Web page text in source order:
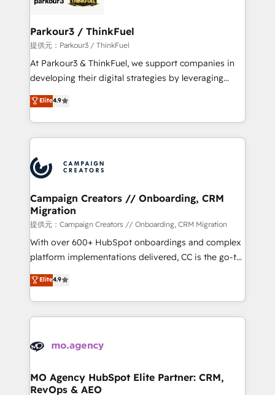
companies scale faster and smarter. 🔹 BOOMS:
Demand generation for all your buyers With BOOMS,
you invest in 100% of your buyers, accelerating your
growth and positioning yourself as an undisputed
transformation process A methodology designed to
implement HubSpot effectively and optimize your
record of business transformation, our growth-first
approach has helped brands dominate their
Parkour3 / ThinkFuel
提供元：Parkour3 / ThinkFuel
At Parkour3 & ThinkFuel, we support companies in
developing their digital strategies by leveraging
technologies and automating their marketing and
sales processes to generate growth. Our offer spans
from Strategy to Operations. We specialize in CRM
onboarding and implementation, web design, sales
extensive experience working with tech companies
and manufacturers since 2002, we are committed to
empowering our clients and developing their
autonomy. Get to grips with HubSpot through
guided implementation and seamless integration of
the CRM platform into your digital ecosystem. Would
you like support in deploying your inbound
to your needs and sales objectives. With 125+
certifications, we are part of the most certified
services are offered in both English & French.
Elite4.9
Campaign Creators // Onboarding, CRM
Migration
提供元：Campaign Creators // Onboarding, CRM Migration
With over 600+ HubSpot onboardings and complex
platform implementations delivered, CC is the go-to
Elite Solutions Partner for businesses ready to
migrate, replatform, and scale smarter. We specialize
in high-impact CRM and CMS migrations and
onboarding from platforms like Salesforce, NetSuite,
WordPress and legacy CRMs, turning fragmented
architectures that accelerate revenue operations and
performance. - Multi-object CRM migration, cleanup,
Elite4.9
MO Agency HubSpot Elite Partner: CRM,
RevOps & AEO